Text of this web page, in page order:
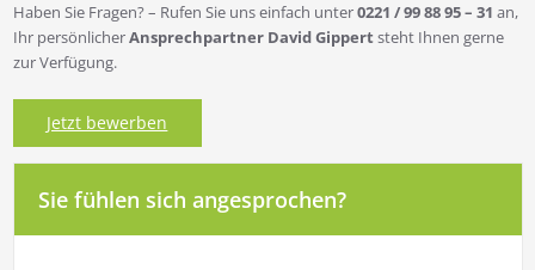
Haben Sie Fragen? – Rufen Sie uns einfach unter0221 / 99 88 95 – 31 an,
Ihr persönlicherAnsprechpartner David Gippertsteht Ihnen gerne
zur Verfügung.
Jetzt bewerben
Sie fühlen sich angesprochen?